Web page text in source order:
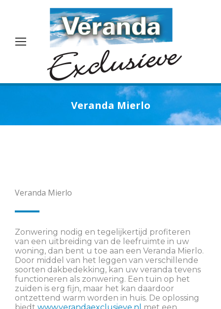
Veranda Mierlo
Veranda Mierlo
Zonwering nodig en tegelijkertijd profiteren
van een uitbreiding van de leefruimte in uw
woning, dan bent u toe aan een Veranda Mierlo.
Door middel van het leggen van verschillende
soorten dakbedekking, kan uw veranda tevens
functioneren als zonwering. Een tuin op het
zuiden is erg fijn, maar het kan daardoor
ontzettend warm worden in huis. De oplossing